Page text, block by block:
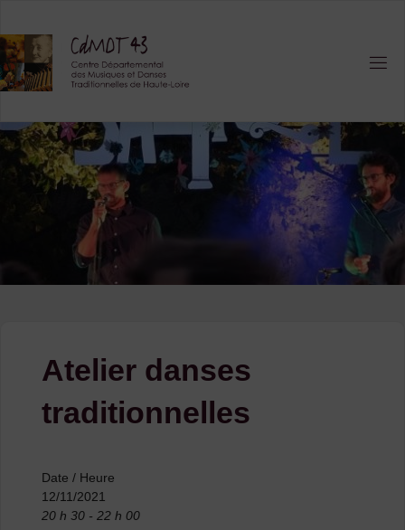
content
Atelier danses
traditionnelles
Date / Heure
12/11/2021
20 h 30 - 22 h 00